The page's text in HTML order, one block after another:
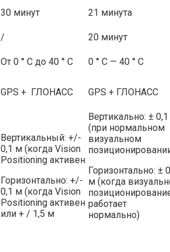
30 минут
21 минута
/
20 минут
От 0 ° C до 40 ° C
0 ° C — 40 ° C
GPS + ГЛОНАСС GPS + ГЛОНАСС
Вертикальный: +/-
0,1 м (когда Vision
Positioning активен
Горизонтально: +/-
0,1 м (когда Vision
Positioning активен
или + / 1,5 м
Вертикально: ±
(при нормальном
визуальном
Горизонтально: ±
м (когда
работает
нормально)